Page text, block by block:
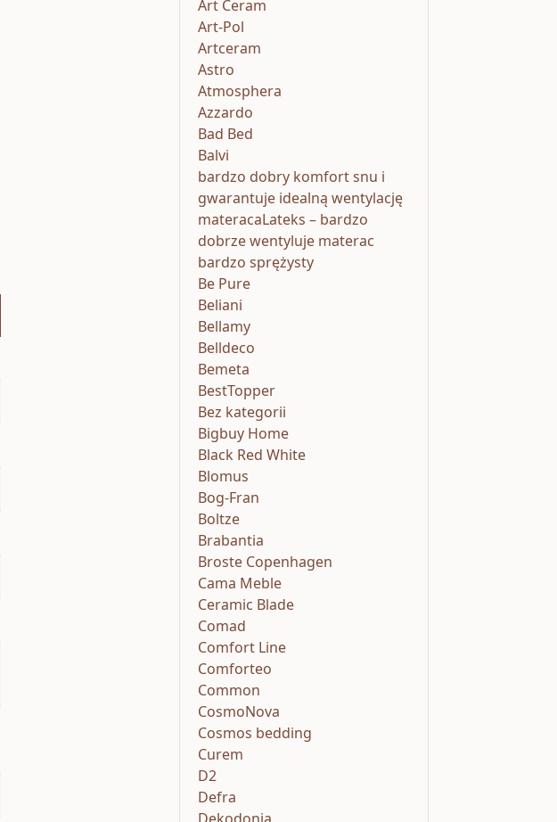
Art Ceram
Art-Pol
Artceram
Astro
Atmosphera
Azzardo
Bad Bed
Balvi
bardzo dobry komfort snu i
gwarantuje idealną wentylację
materacaLateks – bardzo
dobrze wentyluje materac
bardzo sprężysty
Be Pure
Beliani
Bellamy
Belldeco
Bemeta
BestTopper
Bez kategorii
Bigbuy Home
Black Red White
Blomus
Bog-Fran
Boltze
Brabantia
Broste Copenhagen
Cama Meble
Ceramic Blade
Comad
Comfort Line
Comforteo
Common
CosmoNova
Cosmos bedding
Curem
D2
Defra